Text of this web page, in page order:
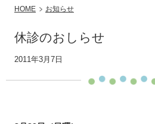
HOME お知らせ
休診のおしらせ
2011年3月7日